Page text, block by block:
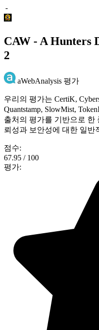
-
CAW - A Hunters
2
aWebAnalysis 평가
우리의 평가는 CertiK,
Quantstamp, SlowMist,
출처의 평가를 기반으로 한
뢰성과 보안성에 대한 일반
점수:
67.95 / 100
평가: